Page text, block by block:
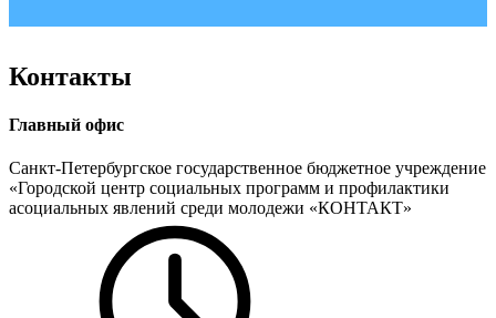
Контакты
Главный офис
Санкт-Петербургское государственное бюджетное учреждение
«Городской центр социальных программ и профилактики
асоциальных явлений среди молодежи «КОНТАКТ»